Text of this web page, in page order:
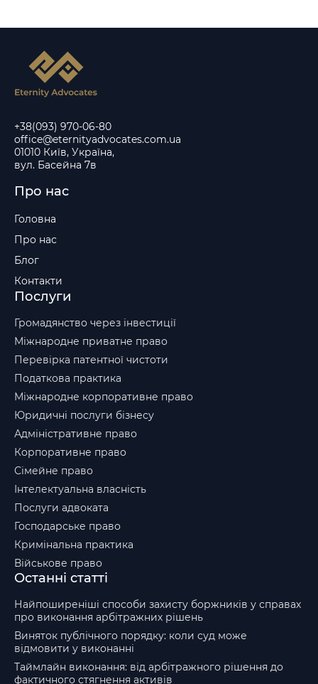
+38(093) 970-06-80
office@eternityadvocates.com.ua
01010 Київ, Україна,
вул. Басейна 7в
Про нас
Головна
Про нас
Блог
Контакти
Послуги
Громадянство через інвестиції
Міжнародне приватне право
Перевірка патентної чистоти
Податкова практика
Міжнародне корпоративне право
Юридичні послуги бізнесу
Адміністративне право
Корпоративне право
Сімейне право
Інтелектуальна власність
Послуги адвоката
Господарське право
Кримінальна практика
Військове право
Останні статті
Найпоширеніші способи захисту боржників у справах
про виконання арбітражних рішень
Виняток публічного порядку: коли суд може
відмовити у виконанні
Таймлайн виконання: від арбітражного рішення до
фактичного стягнення активів